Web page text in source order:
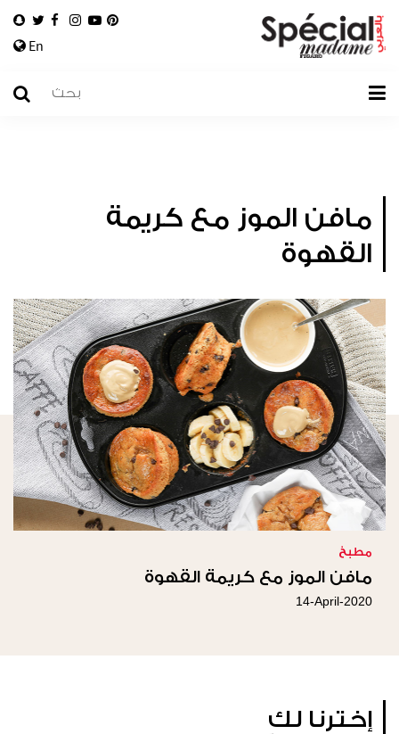
En
مافن الموز مع كريمة
القهوة
مطبخ
مافن الموز مع كريمة القهوة
14-April-2020
إخترنا لكِ